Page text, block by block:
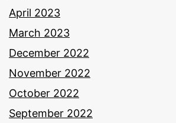
April 2023
March 2023
December 2022
November 2022
October 2022
September 2022